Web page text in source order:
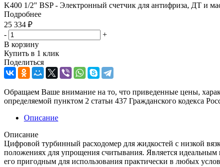
K400 1/2" BSP - Электронный счетчик для антифриза, ДТ и
Подробнее
25 334 ₽
-
+
В корзину
Купить в 1 клик
Поделиться
Обращаем Ваше внимание на то, что приведенные цены,
определяемой пунктом 2 статьи 437 Гражданского кодекса
Описание
Описание
Цифровой турбинный расходомер для жидкостей с низкой
положениях для упрощения считывания. Является
его пригодным для использования практически в любых